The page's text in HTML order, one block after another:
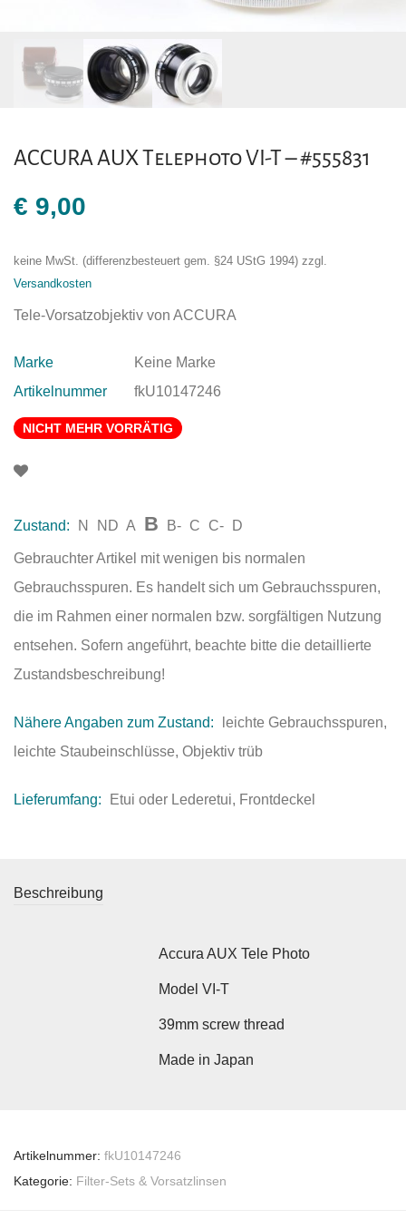
ACCURA AUX Telephoto VI-T – #555831
€ 9,00
keine MwSt. (differenzbesteuert gem. §24 UStG 1994) zzgl.
Versandkosten
Tele-Vorsatzobjektiv von ACCURA
Marke
Keine Marke
Artikelnummer
fkU10147246
NICHT MEHR VORRÄTIG
Zustand: N ND A B B- C C- D
Gebrauchter Artikel mit wenigen bis normalen
Gebrauchsspuren. Es handelt sich um Gebrauchsspuren,
die im Rahmen einer normalen bzw. sorgfältigen Nutzung
entsehen. Sofern angeführt, beachte bitte die detaillierte
Zustandsbeschreibung!
Nähere Angaben zum Zustand:
leichte Gebrauchsspuren,
leichte Staubeinschlüsse, Objektiv trüb
Lieferumfang: Etui oder Lederetui, Frontdeckel
Beschreibung
Accura AUX Tele Photo
Model VI-T
39mm screw thread
Made in Japan
Artikelnummer: fkU10147246
Kategorie: Filter-Sets & Vorsatzlinsen